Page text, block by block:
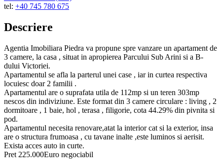
tel: +40 745 780 675
Descriere
Agentia Imobiliara Piedra va propune spre vanzare un apartament de
3 camere, la casa , situat in apropierea Parcului Sub Arini si a B-
dului Victoriei.
Apartamentul se afla la parterul unei case , iar in curtea respectiva
locuiesc doar 2 familii .
Apartamentul are o suprafata utila de 112mp si un teren 303mp
nescos din indiviziune. Este format din 3 camere circulare : living , 2
dormitoare , 1 baie, hol , terasa , filigorie, cota 44.29% din pivnita si
pod.
Apartamentul necesita renovare,atat la interior cat si la exterior, insa
are o structura frumoasa , cu tavane inalte ,este luminos si aerisit.
Exista acces auto in curte.
Pret 225.000Euro negociabil